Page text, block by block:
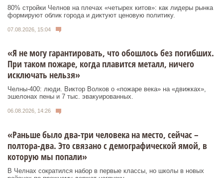
80% стройки Челнов на плечах «четырех китов»: как лидеры рынка
формируют облик города и диктуют ценовую политику.
07.08.2026, 15:04
«Я не могу гарантировать, что обошлось без погибших.
При таком пожаре, когда плавится металл, ничего
исключать нельзя»
Челны-400: люди. Виктор Волков о «пожаре века» на «движках»,
эшелонах пены и 7 тыс. эвакуированных.
06.08.2026, 14:26
«Раньше было два-три человека на место, сейчас –
полтора-два. Это связано с демографической ямой, в
которую мы попали»
В Челнах сократился набор в первые классы, но школы в новых